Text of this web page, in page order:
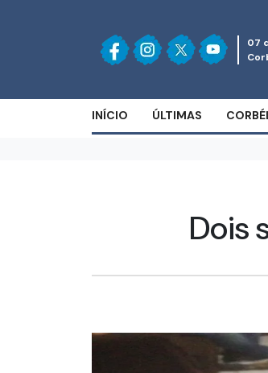
07
INÍCIO ÚLTIMAS
Dois